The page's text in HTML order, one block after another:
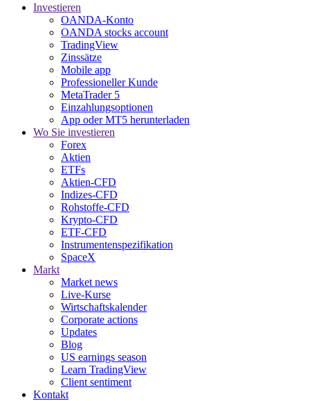
Investieren
OANDA-Konto
OANDA stocks account
TradingView
Zinssätze
Mobile app
Professioneller Kunde
MetaTrader 5
Einzahlungsoptionen
App oder MT5 herunterladen
Wo Sie investieren
Forex
Aktien
ETFs
Aktien-CFD
Indizes-CFD
Rohstoffe-CFD
Krypto-CFD
ETF-CFD
Instrumentenspezifikation
SpaceX
Markt
Market news
Live-Kurse
Wirtschaftskalender
Corporate actions
Updates
Blog
US earnings season
Learn TradingView
Client sentiment
Kontakt